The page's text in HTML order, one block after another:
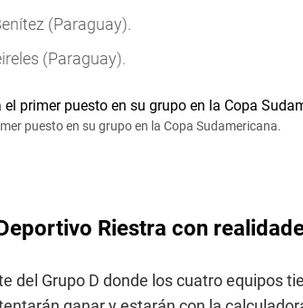
(Paraguay).
(Paraguay).
puesto en su grupo en la Copa Sudamericana.
Riestra con
del Grupo D donde los cuatro equipos